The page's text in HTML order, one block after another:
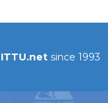
ITTU.net since 1993